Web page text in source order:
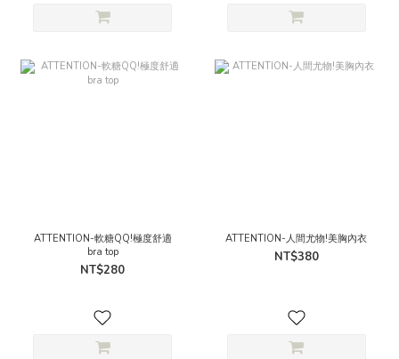
ATTENTION-軟糖QQ!極度舒適
bra top
NT$280
ATTENTION-人間尤物!美胸內衣
NT$380